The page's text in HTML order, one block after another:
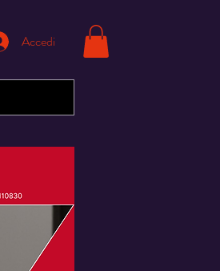
Accedi